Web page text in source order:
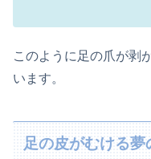
このように足の爪が剥
います。
足の皮がむける夢